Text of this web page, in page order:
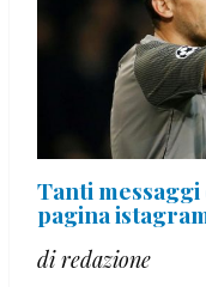
Tanti
pagina
di redazione